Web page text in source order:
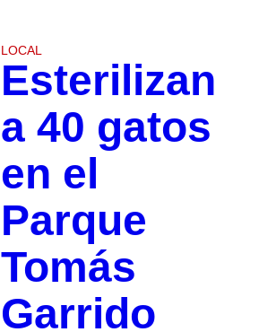
LOCAL
Esterilizan
a 40 gatos
en el
Parque
Tomás
Garrido